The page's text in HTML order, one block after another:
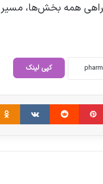
همه بخش‌ها،
کپی لینک
‫پین‌ترست ‫رددیت ‫VKontakte
دوغ؛
بهین‌افزار
فارمکس